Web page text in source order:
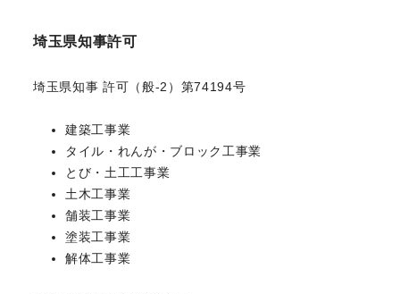
埼玉県知事許可
埼玉県知事 許可（般-2）第74194号
建築工事業
タイル・れんが・ブロック工事業
とび・土工工事業
土木工事業
舗装工事業
塗装工事業
解体工事業